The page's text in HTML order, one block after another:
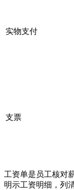
实物支付
支票
工资单是员工核对
明示工资明细，列